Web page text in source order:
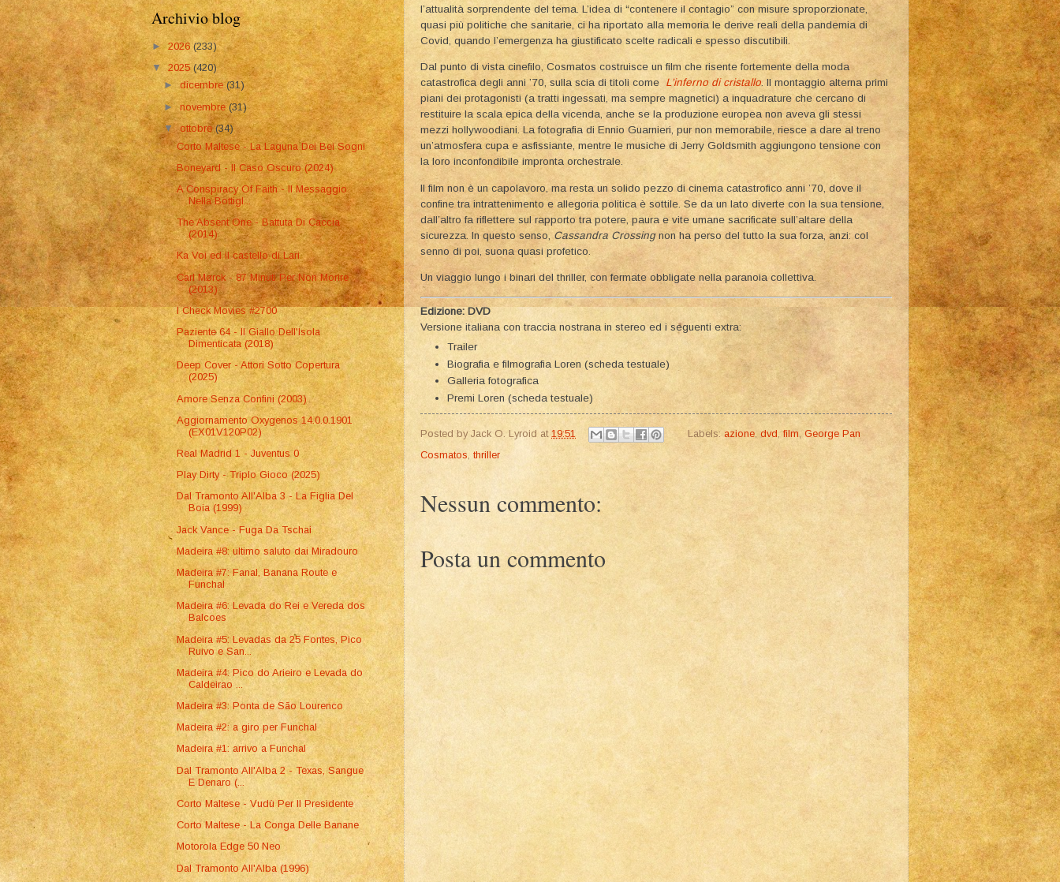
l’attualità sorprendente del tema. L’idea di “contenere il contagio” con misure sproporzionate,
quasi più politiche che sanitarie, ci ha riportato alla memoria le derive reali della pandemia di
Covid, quando l’emergenza ha giustificato scelte radicali e spesso discutibili.
Dal punto di vista cinefilo, Cosmatos costruisce un film che risente fortemente della moda
catastrofica degli anni ’70, sulla scia di titoli come L’inferno di cristallo. Il montaggio alterna primi
piani dei protagonisti (a tratti ingessati, ma sempre magnetici) a inquadrature che cercano di
restituire la scala epica della vicenda, anche se la produzione europea non aveva gli stessi
mezzi hollywoodiani. La fotografia di Ennio Guarnieri, pur non memorabile, riesce a dare al treno
un’atmosfera cupa e asfissiante, mentre le musiche di Jerry Goldsmith aggiungono tensione con
la loro inconfondibile impronta orchestrale.
Il film non è un capolavoro, ma resta un solido pezzo di cinema catastrofico anni ’70, dove il
confine tra intrattenimento e allegoria politica è sottile. Se da un lato diverte con la sua tensione,
dall’altro fa riflettere sul rapporto tra potere, paura e vite umane sacrificate sull’altare della
sicurezza. In questo senso,Cassandra Crossingnon ha perso del tutto la sua forza, anzi: col
senno di poi, suona quasi profetico.
Un viaggio lungo i binari del thriller, con fermate obbligate nella paranoia collettiva.
Edizione: DVD
Versione italiana con traccia nostrana in stereo ed i seguenti extra:
Trailer
Biografia e filmografia Loren (scheda testuale)
Galleria fotografica
Premi Loren (scheda testuale)
Posted by Jack O. Lyroid at 19:51 Labels: azione,dvd,film, George Pan
Cosmatos, thriller
Nessun commento:
Posta un commento
Archivio blog
► 2026(233)
▼2025(420)
►dicembre(31)
►novembre(31)
▼ottobre(34)
Corto Maltese - La Laguna Dei Bei Sogni
Boneyard - Il Caso Oscuro (2024)
A Conspiracy Of Faith - Il Messaggio
Nella Bottigl...
The Absent One - Battuta Di Caccia
(2014)
Ka Voi ed il castello di Lari
Carl Mørck - 87 Minuti Per Non Morire
(2013)
I Check Movies #2700
Paziente 64 - Il Giallo Dell'Isola
Dimenticata (2018)
Deep Cover - Attori Sotto Copertura
(2025)
Amore Senza Confini (2003)
Aggiornamento Oxygenos 14.0.0.1901
(EX01V120P02)
Real Madrid 1 - Juventus 0
Play Dirty - Triplo Gioco (2025)
Dal Tramonto All'Alba 3 - La Figlia Del
Boia (1999)
Jack Vance - Fuga Da Tschai
Madeira #8: ultimo saluto dai Miradouro
Madeira #7: Fanal, Banana Route e
Funchal
Madeira #6: Levada do Rei e Vereda dos
Balcoes
Madeira #5: Levadas da 25 Fontes, Pico
Ruivo e San...
Madeira #4: Pico do Arieiro e Levada do
Caldeirao ...
Madeira #3: Ponta de São Lourenco
Madeira #2: a giro per Funchal
Madeira #1: arrivo a Funchal
Dal Tramonto All'Alba 2 - Texas, Sangue
E Denaro (...
Corto Maltese - Vudù Per Il Presidente
Corto Maltese - La Conga Delle Banane
Motorola Edge 50 Neo
Dal Tramonto All'Alba (1996)